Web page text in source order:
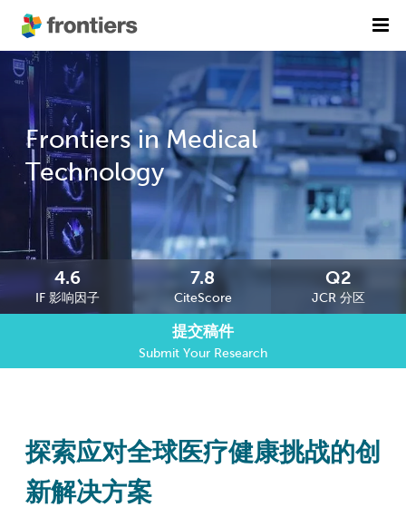
首页
期刊列表
精选潜力期刊
前沿专刊
科研诚信
出版费用
加入我们
English
Frontiers in Medical
Technology
4.6
IF 影响因子
7.8
CiteScore
Q2
JCR 分区
提交稿件
Submit Your Research
探索应对全球医疗健康挑战的创
新解决方案